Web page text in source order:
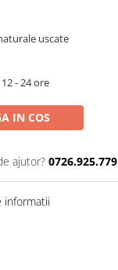
uscate
- 24 ore
IN COS
ajutor? 0726.925.779
informatii